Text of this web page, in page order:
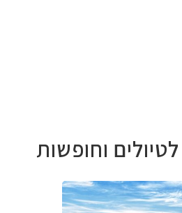
וחופשות